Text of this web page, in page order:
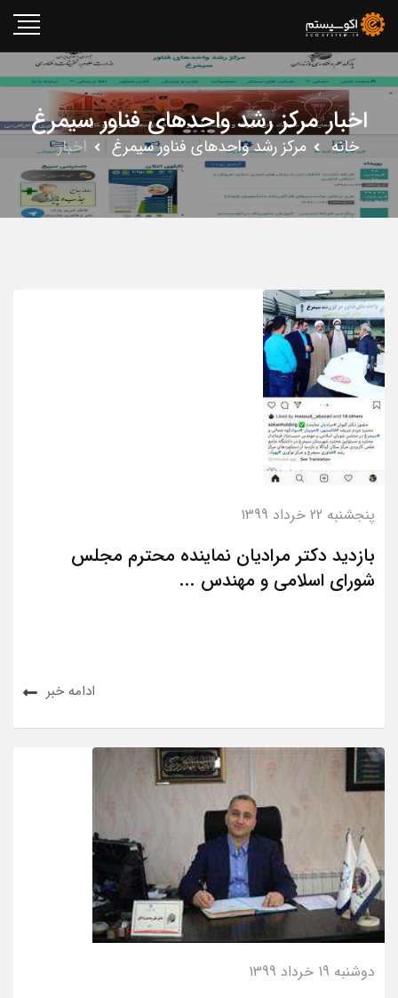
اخبار مرکز رشد واحدهای فناور سیمرغ
خانه مرکز رشد واحدهای فناور سیمرغ اخبار
پنجشنبه 22 خرداد 1399
بازدید دکتر مرادیان نماینده محترم مجلس
شورای اسلامی و مهندس ...
ادامه خبر
دوشنبه 19 خرداد 1399